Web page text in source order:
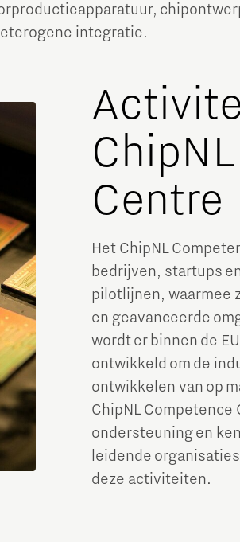
integratie.
Centre
Het ChipNL
bedrijven, startups
pilotlijnen, waarmee
en geavanceerde
wordt er binnen de
ontwikkeld om de
ontwikkelen van op
ChipNL
ondersteuning en
leidende
deze activiteiten.